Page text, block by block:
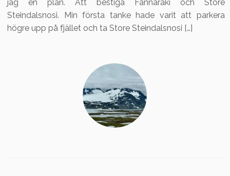
jag en plan. Att bestiga Fannaråki och Store
Steindalsnosi. Min första tanke hade varit att parkera
högre upp på fjället och ta Store Steindalsnosi […]